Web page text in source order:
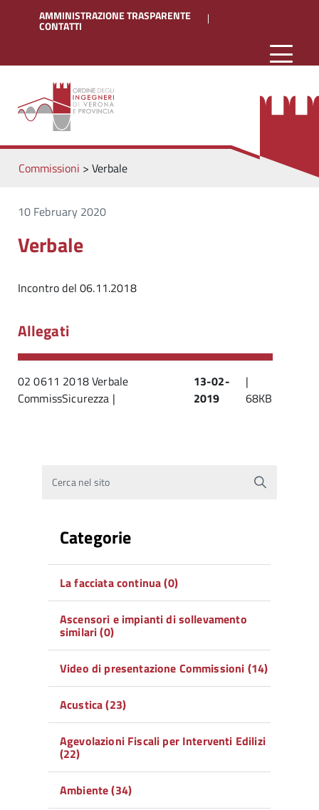
AMMINISTRAZIONE TRASPARENTE
CONTATTI
Commissioni > Verbale
10 February 2020
Verbale
Incontro del 06.11.2018
Allegati
02 0611 2018 Verbale
CommissSicurezza |
13-02-
2019
|
68KB
Cerca nel sito
Categorie
La facciata continua (0)
Ascensori e impianti di sollevamento
similari (0)
Video di presentazione Commissioni (14)
Acustica (23)
Agevolazioni Fiscali per Interventi Edilizi
(22)
Ambiente (34)